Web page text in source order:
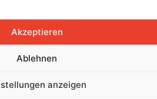
Akzeptieren
Ablehnen
anzeigen
Batterie fachgerecht für volle
funktioniert nicht? Wir
die Rückkamera für gestochen